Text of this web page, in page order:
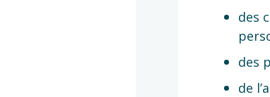
des
des
de